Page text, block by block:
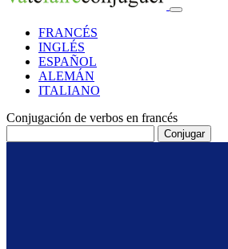
FRANCÉS
INGLÉS
ESPAÑOL
ALEMÁN
ITALIANO
Conjugación de verbos en francés